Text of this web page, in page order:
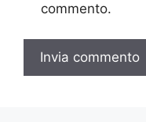
commento.